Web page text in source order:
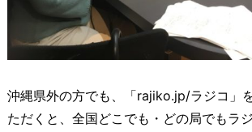
沖縄県外の方でも、「rajiko.jp/ラジコ」
ただくと、全国どこでも・どの局でもラ